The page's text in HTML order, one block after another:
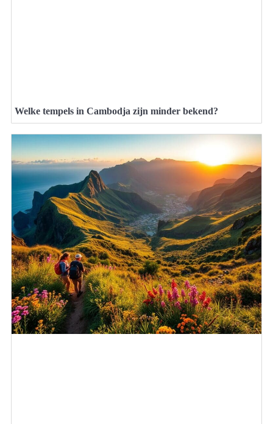
Welke tempels in Cambodja zijn minder bekend?